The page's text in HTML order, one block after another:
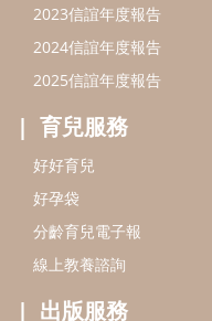
出版服務
信誼基金出版社
閱讀推廣
Bookstart閱讀起步走
信誼幼兒文學獎
信誼兒童動畫獎
小袋鼠說故事劇團
service@hsin-yi.org.tw